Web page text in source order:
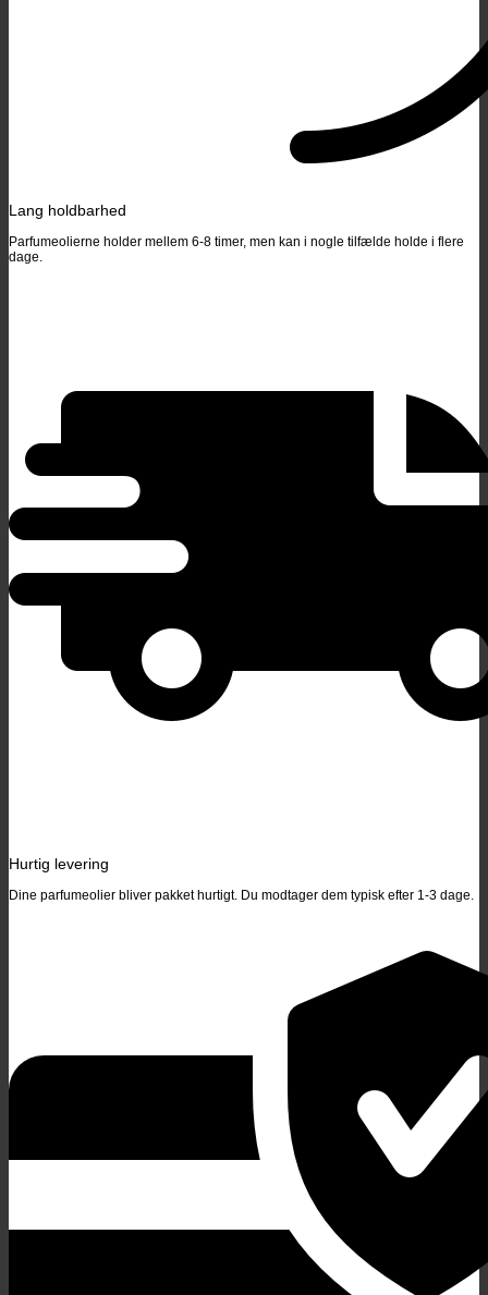
Lang holdbarhed
Parfumeolierne holder mellem 6-8 timer, men kan i nogle tilfælde holde i flere
dage.
Hurtig levering
Dine parfumeolier bliver pakket hurtigt. Du modtager dem typisk efter 1-3 dage.